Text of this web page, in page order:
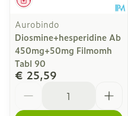
Aurobindo
Diosmine+hesperidine Ab
450mg+50mg Filmomh
Tabl 90
€ 25,59